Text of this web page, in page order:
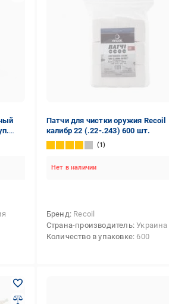
Патчи для чистки оружия Recoil
калибр 22 (.22-.243) 600 шт.
1
Нет в наличии
Бренд Recoil
Страна-производитель Украина
Количество в упаковке 600